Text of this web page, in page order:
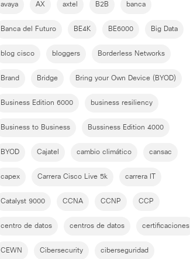
avaya AX axtel B2B banca
Banca del Futuro BE4K BE6000 Big Data
blog cisco bloggers Borderless Networks
Brand Bridge Bring your Own Device (BYOD)
Business Edition 6000 business resiliency
Business to Business Bussiness Edition 4000
BYOD Cajatel cambio climático cansac
capex Carrera Cisco Live 5k carrera IT
Catalyst 9000 CCNA CCNP CCP
centro de datos centros de datos certificaciones
CEWN Cibersecurity ciberseguridad